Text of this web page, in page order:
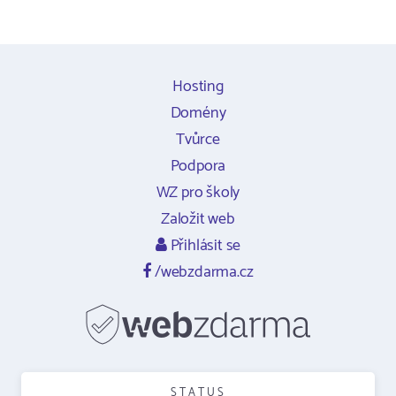
Hosting
Domény
Tvůrce
Podpora
WZ pro školy
Založit web
Přihlásit se
/webzdarma.cz